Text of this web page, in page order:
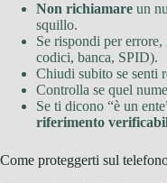
Non richiamare un
squillo.
Se rispondi per errore,
codici, banca, SPID).
Chiudi subito se senti
Controlla se quel
Se ti dicono “è un
riferimento
Come proteggerti sul